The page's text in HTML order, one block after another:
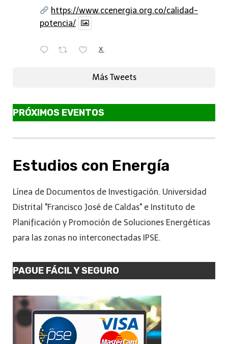
https://www.ccenergia.org.co/calidad-
potencia/
X
Más Tweets
PRÓXIMOS EVENTOS
Estudios con Energía
Línea de Documentos de Investigación. Universidad
Distrital "Francisco José de Caldas" e Instituto de
Planificación y Promoción de Soluciones Energéticas
para las zonas no interconectadas IPSE.
PAGUE FÁCIL Y SEGURO